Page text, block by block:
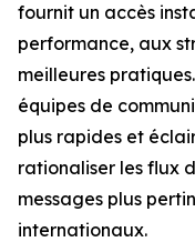
fournit un accès
performance, aux
meilleures
équipes de
plus rapides et
rationaliser les flux
messages plus
internationaux.